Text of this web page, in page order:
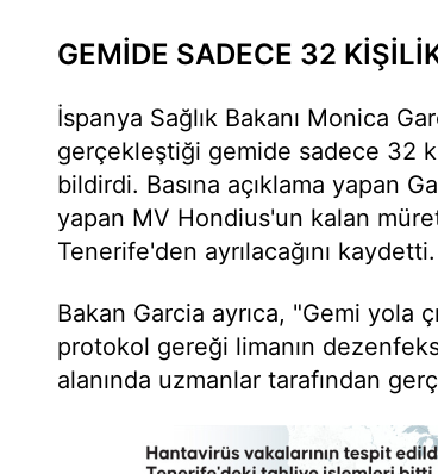
GEMİDE SADECE 32
İspanya Sağlık Bakanı Monica
gerçekleştiği gemide sadece 32
bildirdi. Basına açıklama yapan
yapan MV Hondius'un kalan
Tenerife'den ayrılacağını kaydetti.
Bakan Garcia ayrıca, "Gemi yola
protokol gereği limanın
alanında uzmanlar tarafından